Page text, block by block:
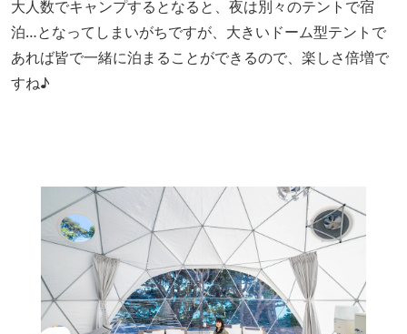
大人数でキャンプするとなると、夜は別々のテントで宿
泊…となってしまいがちですが、大きいドーム型テントで
あれば皆で一緒に泊まることができるので、楽しさ倍増で
すね♪